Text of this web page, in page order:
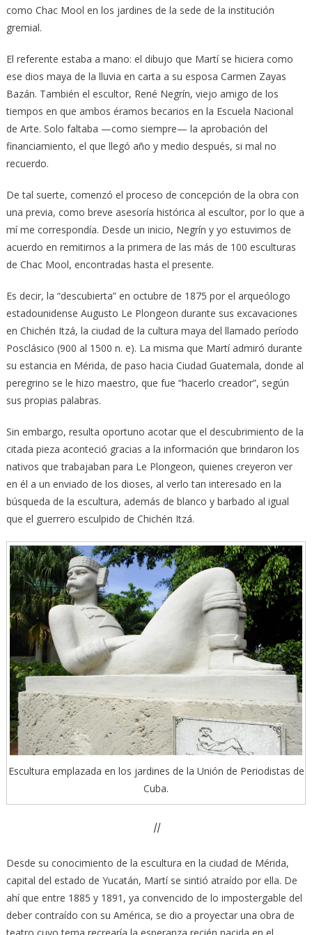
como Chac Mool en los jardines de la sede de la institución
gremial.
El referente estaba a mano: el dibujo que Martí se hiciera como
ese dios maya de la lluvia en carta a su esposa Carmen Zayas
Bazán. También el escultor, René Negrín, viejo amigo de los
tiempos en que ambos éramos becarios en la Escuela Nacional
de Arte. Solo faltaba —como siempre— la aprobación del
financiamiento, el que llegó año y medio después, si mal no
recuerdo.
De tal suerte, comenzó el proceso de concepción de la obra con
una previa, como breve asesoría histórica al escultor, por lo que a
mí me correspondía. Desde un inicio, Negrín y yo estuvimos de
acuerdo en remitirnos a la primera de las más de 100 esculturas
de Chac Mool, encontradas hasta el presente.
Es decir, la “descubierta” en octubre de 1875 por el arqueólogo
estadounidense Augusto Le Plongeon durante sus excavaciones
en Chichén Itzá, la ciudad de la cultura maya del llamado período
Posclásico (900 al 1500 n. e). La misma que Martí admiró durante
su estancia en Mérida, de paso hacia Ciudad Guatemala, donde al
peregrino se le hizo maestro, que fue “hacerlo creador”, según
sus propias palabras.
Sin embargo, resulta oportuno acotar que el descubrimiento de la
citada pieza aconteció gracias a la información que brindaron los
nativos que trabajaban para Le Plongeon, quienes creyeron ver
en él a un enviado de los dioses, al verlo tan interesado en la
búsqueda de la escultura, además de blanco y barbado al igual
que el guerrero esculpido de Chichén Itzá.
Escultura emplazada en los jardines de la Unión de Periodistas de
Cuba.
II
Desde su conocimiento de la escultura en la ciudad de Mérida,
capital del estado de Yucatán, Martí se sintió atraído por ella. De
ahí que entre 1885 y 1891, ya convencido de lo impostergable del
deber contraído con su América, se dio a proyectar una obra de
teatro cuyo tema recrearía la esperanza recién nacida en el